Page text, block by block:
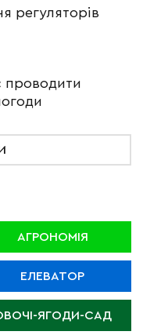
регуляторів
проводити
АГРОНОМІЯ
ЕЛЕВАТОР
ЯГОДИ-САД